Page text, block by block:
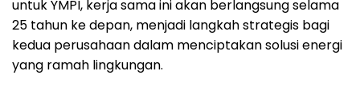
untuk YMPI, kerja sama ini akan berlangsung selama
25 tahun ke depan, menjadi langkah strategis bagi
kedua perusahaan dalam menciptakan solusi energi
yang ramah lingkungan.